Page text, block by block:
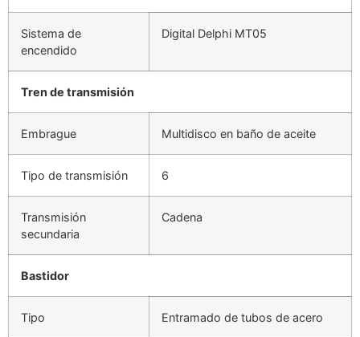
Sistema de
encendido
Digital Delphi MT05
Tren de transmisión
Embrague Multidisco en baño de aceite
Tipo de transmisión 6
Transmisión
secundaria
Cadena
Bastidor
Tipo Entramado de tubos de acero